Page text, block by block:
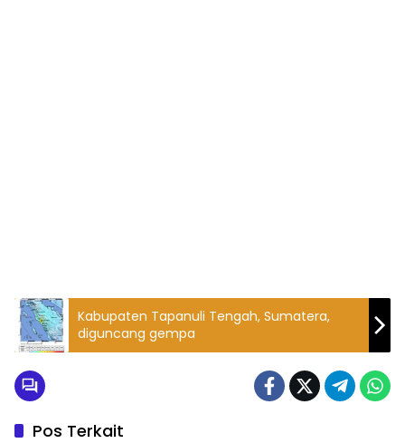
Kabupaten Tapanuli Tengah, Sumatera,
diguncang gempa
Pos Terkait